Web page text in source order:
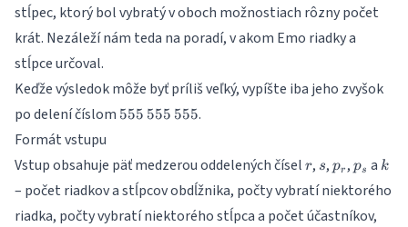
stĺpec, ktorý bol vybratý v oboch možnostiach rôzny počet
krát. Nezáleží nám teda na poradí, v akom Emo riadky a
stĺpce určoval.
Keďže výsledok môže byť príliš veľký, vypíšte iba jeho zvyšok
po delení číslom 555\,555\,555
555 555 555.
Formát vstupu
Vstup obsahuje päť medzerou oddelených čísel r
r, s
s,p_r
pr ,p_s
ps a k
k
– počet riadkov a stĺpcov obdĺžnika, počty vybratí niektorého
riadka, počty vybratí niektorého stĺpca a počet účastníkov,